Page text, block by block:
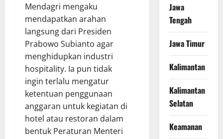
Mendagri mengaku
mendapatkan arahan
langsung dari Presiden
Prabowo Subianto agar
menghidupkan industri
hospitality. Ia pun tidak
ingin terlalu mengatur
ketentuan penggunaan
anggaran untuk kegiatan di
hotel atau restoran dalam
bentuk Peraturan Menteri
Jawa
Tengah
Jawa Timur
Kalimantan
Kalimantan
Selatan
Keamanan